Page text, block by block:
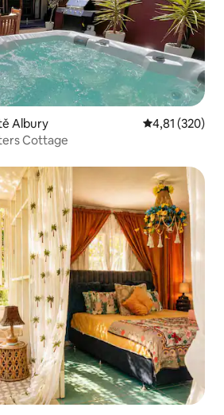
Albury Průměrné
4,81 (320)
Cottage